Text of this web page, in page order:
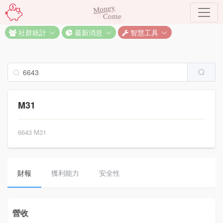
Money
Come
社群統計 最新消息 智慧工具
M31
6643 M31
財報 獲利能力 安全性
營收